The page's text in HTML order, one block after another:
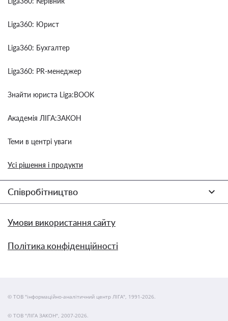
Liga360: Юрист
Liga360: Бухгалтер
Liga360: PR-менеджер
Знайти юриста Liga:BOOK
Академія ЛІГА:ЗАКОН
Теми в центрі уваги
Усі рішення і продукти
Співробітництво
Умови використання сайту
Політика конфіденційності
© ТОВ "інформаційно-аналітичний центр ЛІГА", 1991-2026.
© ТОВ "ЛІГА ЗАКОН", 2007-2026.